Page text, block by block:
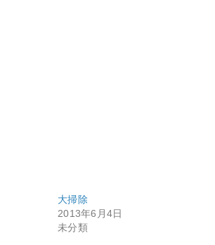
大掃除
2013年6月4日
未分類